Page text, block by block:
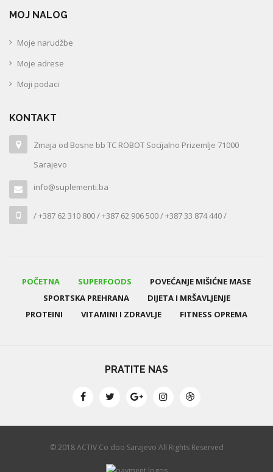
MOJ NALOG
Moje narudžbe
Moje adrese
Moji podaci
KONTAKT
Zmaja od Bosne bb TC ROBOT Socijalno Prizemlje 71000
Sarajevo
info@suplementi.ba
/ +387 62 310 800 / +387 62 906 500 / +387 33 874 440 /
POČETNA SUPERFOODS
POVEĆANJE MIŠIĆNE MASE
SPORTSKA PREHRANA
DIJETA I MRŠAVLJENJE
PROTEINI
VITAMINI I ZDRAVLJE FITNESS OPREMA
PRATITE NAS
© 2018 ACTIV Co doo Sarajevo All Rights Reserved